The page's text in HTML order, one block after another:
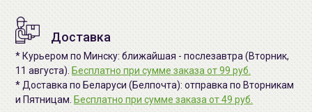
Доставка
* Курьером по Минску: ближайшая - послезавтра (Вторник,
11 августа). Бесплатно при сумме заказа от 99 руб.
* Доставка по Беларуси (Белпочта): отправка по Вторникам
и Пятницам. Бесплатно при сумме заказа от 49 руб.